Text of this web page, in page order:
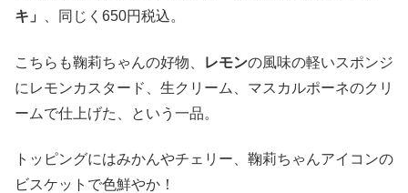
キ」
、同じく650円税込。
こちらも鞠莉ちゃんの好物、 レモンの風味の軽いスポンジ
にレモンカスタード、生クリーム、マスカルポーネのクリ
ームで仕上げた、という一品。
トッピングにはみかんやチェリー、鞠莉ちゃんアイコンの
ビスケットで色鮮やか！